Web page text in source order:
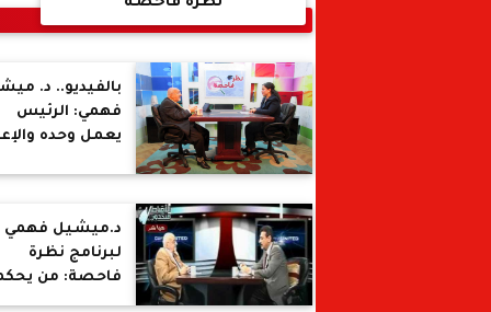
نظرة فاحصة
بالفيديو.. د.
فهمي: الرئيس
يعمل وحده
د.ميشيل فهمي
لبرنامج نظرة
فاحصة: من
غير مصري ..